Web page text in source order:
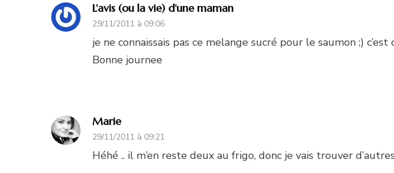
L'avis (ou la vie) d'une maman
29/11/2011 à 09:06
je ne connaissais pas ce melange sucré pour le saumon ;)
Bonne journee
Marie
29/11/2011 à 09:21
Héhé .. il m’en reste deux au frigo, donc je vais trouver